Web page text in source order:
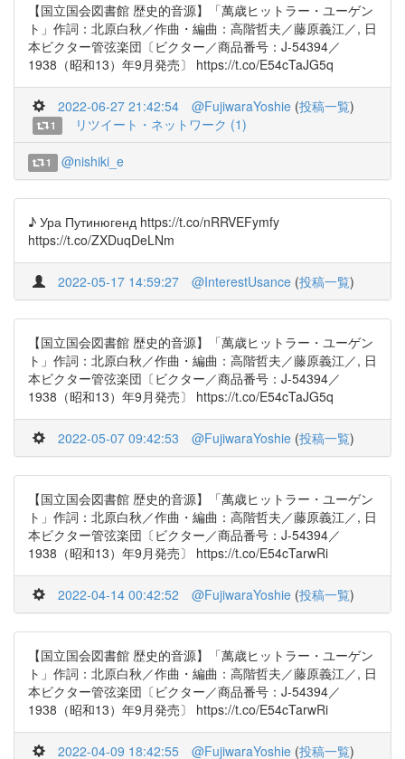
【国立国会図書館 歴史的音源】「萬歳ヒットラー・ユーゲン
ト」作詞：北原白秋／作曲・編曲：高階哲夫／藤原義江／, 日
本ビクター管弦楽団〔ビクター／商品番号：J-54394／
1938（昭和13）年9月発売〕 https://t.co/E54cTaJG5q
2022-06-27 21:42:54 @FujiwaraYoshie (投稿一覧)
1 リツイート・ネットワーク (1)
1 @nishiki_e
♪ Ура Путинюгенд https://t.co/nRRVEFymfy
https://t.co/ZXDuqDeLNm
2022-05-17 14:59:27 @InterestUsance (投稿一覧)
【国立国会図書館 歴史的音源】「萬歳ヒットラー・ユーゲン
ト」作詞：北原白秋／作曲・編曲：高階哲夫／藤原義江／, 日
本ビクター管弦楽団〔ビクター／商品番号：J-54394／
1938（昭和13）年9月発売〕 https://t.co/E54cTaJG5q
2022-05-07 09:42:53 @FujiwaraYoshie (投稿一覧)
【国立国会図書館 歴史的音源】「萬歳ヒットラー・ユーゲン
ト」作詞：北原白秋／作曲・編曲：高階哲夫／藤原義江／, 日
本ビクター管弦楽団〔ビクター／商品番号：J-54394／
1938（昭和13）年9月発売〕 https://t.co/E54cTarwRi
2022-04-14 00:42:52 @FujiwaraYoshie (投稿一覧)
【国立国会図書館 歴史的音源】「萬歳ヒットラー・ユーゲン
ト」作詞：北原白秋／作曲・編曲：高階哲夫／藤原義江／, 日
本ビクター管弦楽団〔ビクター／商品番号：J-54394／
1938（昭和13）年9月発売〕 https://t.co/E54cTarwRi
2022-04-09 18:42:55 @FujiwaraYoshie (投稿一覧)